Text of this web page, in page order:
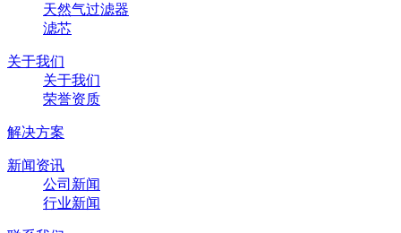
天然气过滤器
滤芯
关于我们
关于我们
荣誉资质
解决方案
新闻资讯
公司新闻
行业新闻